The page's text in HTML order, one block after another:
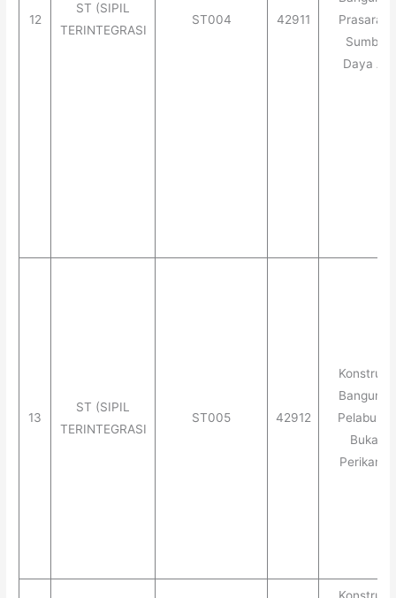
12
ST (SIPIL
TERINTEGRASI
ST004 42911
Prasarana
Sumber
Daya Air
13
ST (SIPIL
TERINTEGRASI
ST005 42912
Konstruksi
Bangunan
Bukan
Perikanan